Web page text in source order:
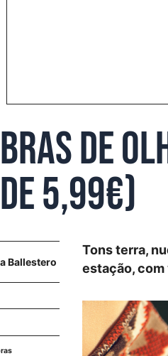
de
5,99€)
Ballestero
Tons terra,
estação,